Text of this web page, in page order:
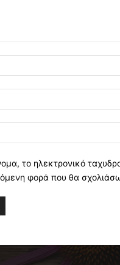
το ηλεκτρονικό
φορά που θα